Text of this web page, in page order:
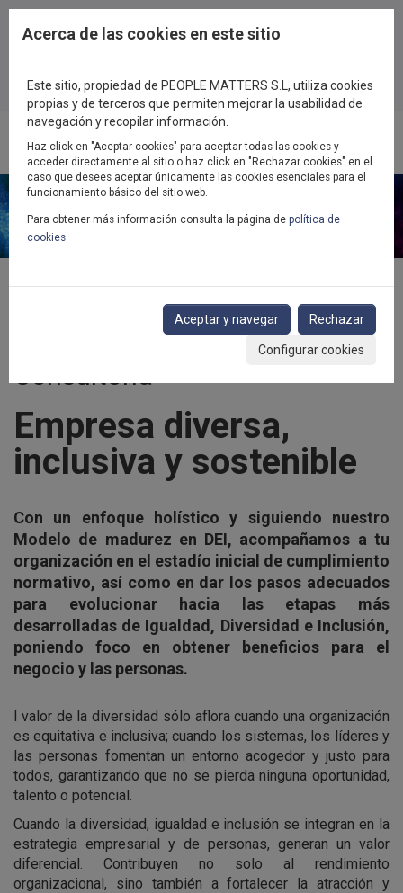
Pasar al contenido principal
Empresa diversa, inclusiva y sostenible
Consultoría
Empresa diversa,
inclusiva y sostenible
Con un enfoque holístico y siguiendo nuestro
Modelo de madurez en DEI, acompañamos a tu
organización en el estadío inicial de cumplimiento
normativo, así como en dar los pasos adecuados
para evolucionar hacia las etapas más
desarrolladas de Igualdad, Diversidad e Inclusión,
poniendo foco en obtener beneficios para el
negocio y las personas.
l valor de la diversidad sólo aflora cuando una organización
es equitativa e inclusiva; cuando los sistemas, los líderes y
las personas fomentan un entorno acogedor y justo para
todos, garantizando que no se pierda ninguna oportunidad,
talento o potencial.
Cuando la diversidad, igualdad e inclusión se integran en la
estrategia empresarial y de personas, generan un valor
diferencial. Contribuyen no solo al rendimiento
organizacional, sino también a fortalecer la atracción y
Acerca de las cookies en este sitio
Este sitio, propiedad de PEOPLE MATTERS S.L, utiliza cookies
propias y de terceros que permiten mejorar la usabilidad de
navegación y recopilar información.
Haz click en "Aceptar cookies" para aceptar todas las cookies y
acceder directamente al sitio o haz click en "Rechazar cookies" en el
caso que desees aceptar únicamente las cookies esenciales para el
funcionamiento básico del sitio web.
Para obtener más información consulta la página de política de
cookies
Aceptar y navegar Rechazar
Configurar cookies